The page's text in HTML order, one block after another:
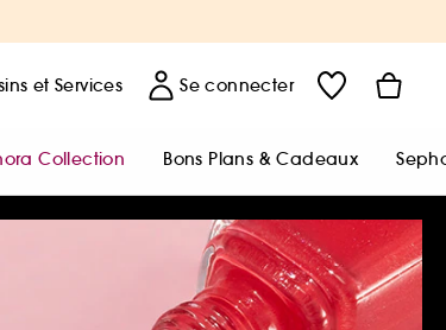
et Services Se connecter
Collection Bons Plans & Cadeaux